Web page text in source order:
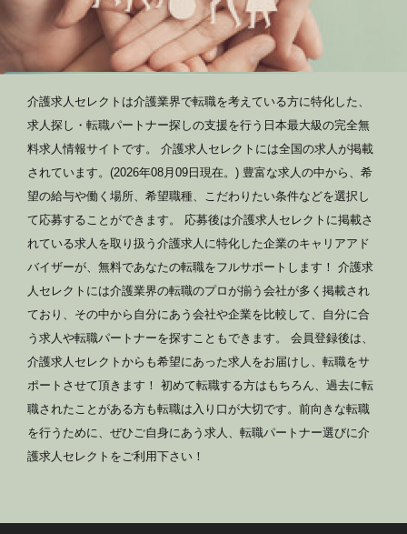
介護求人セレクトは介護業界で転職を考えている方に特化した、
求人探し・転職パートナー探しの支援を行う日本最大級の完全無
料求人情報サイトです。 介護求人セレクトには全国の求人が掲載
されています。(2026年08月09日現在。) 豊富な求人の中から、希
望の給与や働く場所、希望職種、こだわりたい条件などを選択し
て応募することができます。 応募後は介護求人セレクトに掲載さ
れている求人を取り扱う介護求人に特化した企業のキャリアアド
バイザーが、無料であなたの転職をフルサポートします！ 介護求
人セレクトには介護業界の転職のプロが揃う会社が多く掲載され
ており、その中から自分にあう会社や企業を比較して、自分に合
う求人や転職パートナーを探すこともできます。 会員登録後は、
介護求人セレクトからも希望にあった求人をお届けし、転職をサ
ポートさせて頂きます！ 初めて転職する方はもちろん、過去に転
職されたことがある方も転職は入り口が大切です。前向きな転職
を行うために、ぜひご自身にあう求人、転職パートナー選びに介
護求人セレクトをご利用下さい！